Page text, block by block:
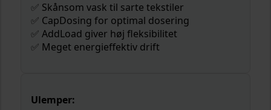
✅ Skånsom vask til sarte tekstiler
✅ CapDosing for optimal dosering
✅ AddLoad giver høj fleksibilitet
✅ Meget energieffektiv drift
Ulemper: